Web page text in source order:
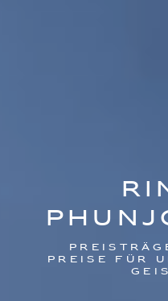
Preise für